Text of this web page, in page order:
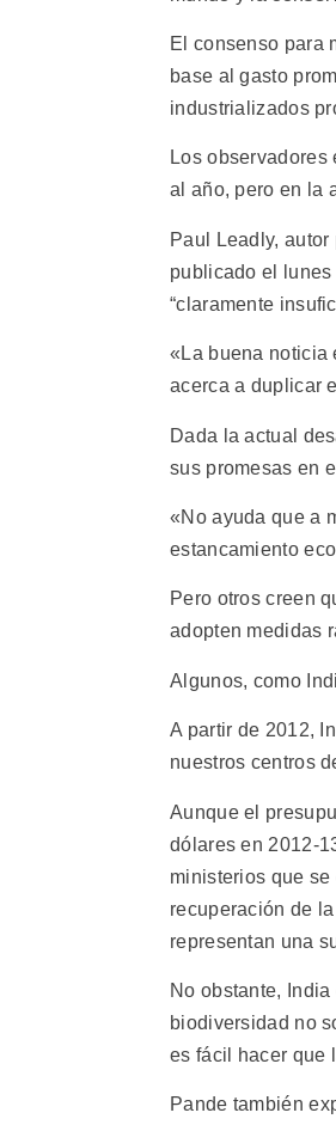
El consenso para
base al gasto
industrializados
Los observadores
al año, pero en la
Paul Leadly,
publicado el
“claramente
«La buena noticia
acerca a duplicar
Dada la actual
sus promesas en
«No ayuda que a
estancamiento
Pero otros creen
adopten medidas
Algunos, como
A partir de 2012,
nuestros centros
Aunque el
dólares en 2012-
ministerios que
recuperación de
representan una
No obstante,
biodiversidad no
es fácil hacer que
Pande también